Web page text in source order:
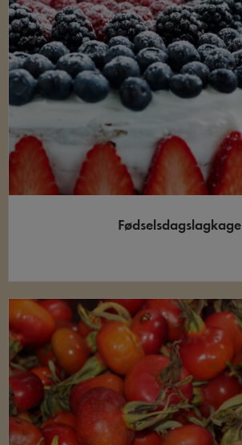
Fødselsdagslagkage